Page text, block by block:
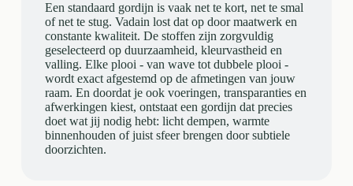
Een standaard gordijn is vaak net te kort, net te smal
of net te stug. Vadain lost dat op door maatwerk en
constante kwaliteit. De stoffen zijn zorgvuldig
geselecteerd op duurzaamheid, kleurvastheid en
valling. Elke plooi - van wave tot dubbele plooi -
wordt exact afgestemd op de afmetingen van jouw
raam. En doordat je ook voeringen, transparanties en
afwerkingen kiest, ontstaat een gordijn dat precies
doet wat jij nodig hebt: licht dempen, warmte
binnenhouden of juist sfeer brengen door subtiele
doorzichten.